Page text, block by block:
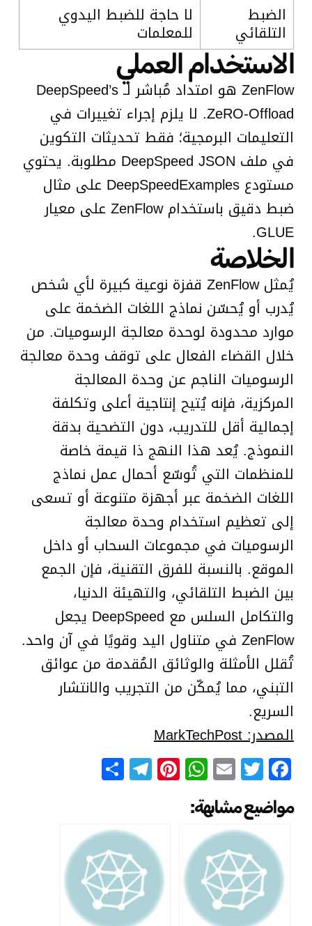
الضبط
التلقائي
لا حاجة للضبط اليدوي
للمعلمات
الاستخدام العملي
ZenFlow هو امتداد مُباشر لـ DeepSpeed’s
ZeRO-Offload. لا يلزم إجراء تغييرات في
التعليمات البرمجية؛ فقط تحديثات التكوين
في ملف DeepSpeed JSON مطلوبة. يحتوي
مستودع DeepSpeedExamples على مثال
ضبط دقيق باستخدام ZenFlow على معيار
GLUE.
الخلاصة
يُمثل ZenFlow قفزة نوعية كبيرة لأي شخص
يُدرب أو يُحسّن نماذج اللغات الضخمة على
موارد محدودة لوحدة معالجة الرسوميات. من
خلال القضاء الفعال على توقف وحدة معالجة
الرسوميات الناجم عن وحدة المعالجة
المركزية، فإنه يُتيح إنتاجية أعلى وتكلفة
إجمالية أقل للتدريب، دون التضحية بدقة
النموذج. يُعد هذا النهج ذا قيمة خاصة
للمنظمات التي تُوسّع أحمال عمل نماذج
اللغات الضخمة عبر أجهزة متنوعة أو تسعى
إلى تعظيم استخدام وحدة معالجة
الرسوميات في مجموعات السحاب أو داخل
الموقع. بالنسبة للفرق التقنية، فإن الجمع
بين الضبط التلقائي، والتهيئة الدنيا،
والتكامل السلس مع DeepSpeed يجعل
ZenFlow في متناول اليد وقويًا في آن واحد.
تُقلل الأمثلة والوثائق المُقدمة من عوائق
التبني، مما يُمكّن من التجريب والانتشار
السريع.
المصدر: MarkTechPost
Facebook
Twitter
Email
WhatsApp
Pinterest
Telegram
مواضيع مشابهة: